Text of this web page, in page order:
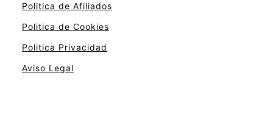
Politica de Afiliados
Politica de Cookies
Politica Privacidad
Aviso Legal